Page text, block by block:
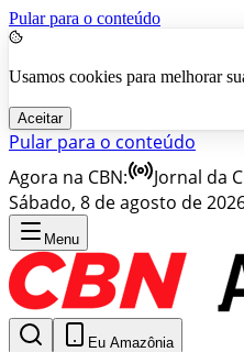
Pular para o conteúdo
Usamos cookies para melhorar
Aceitar
Pular para o conteúdo
Agora na CBN:
Jornal da
Sábado, 8 de agosto de
Menu
Eu Amazônia